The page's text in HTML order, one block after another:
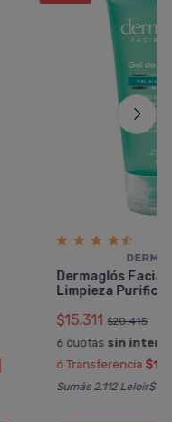
Dermaglós Facial
Limpieza
$15.311 $20.415
6 cuotas sin
ó Transferencia
Sumás 2.112 Leloir$